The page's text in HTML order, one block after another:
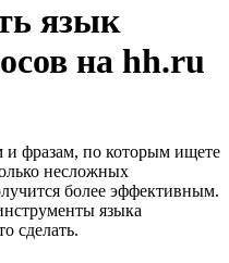
язык
на hh.ru
фразам, по которым ищете
несложных
более эффективным.
языка
сделать.